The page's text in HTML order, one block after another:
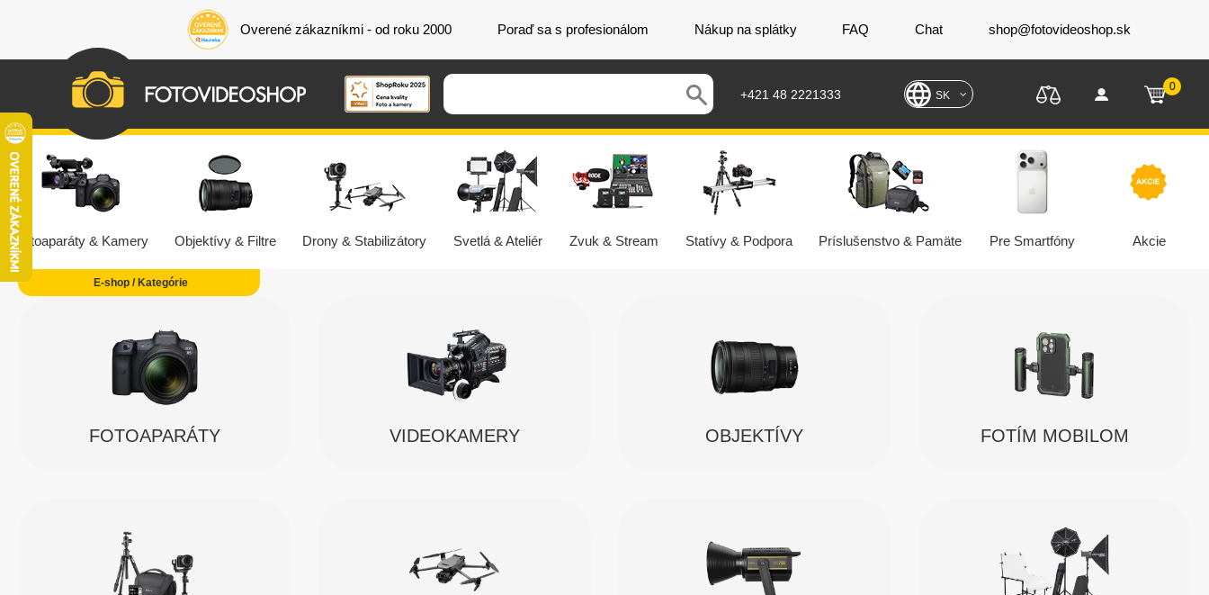
Overené zákazníkmi - od roku 2000 Poraď sa s profesionálom Nákup na splátky FAQ Chat shop@fotovideoshop.sk
+421 48 2221333 SK
0
Fotoaparáty & Kamery Objektívy & Filtre Drony & Stabilizátory Svetlá & Ateliér Zvuk & Stream Statívy & Podpora Príslušenstvo & Pamäte Pre Smartfóny Akcie
FOTOAPARÁTY VIDEOKAMERY OBJEKTÍVY FOTÍM MOBILOM
E-shop / Kategórie